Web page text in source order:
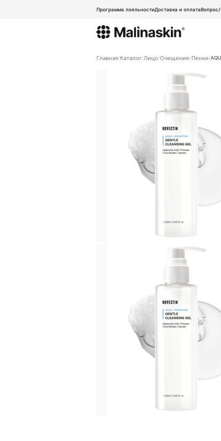
Программа лояльностиДоставка и оплата
Главная Каталог Лицо Очищение Пенки